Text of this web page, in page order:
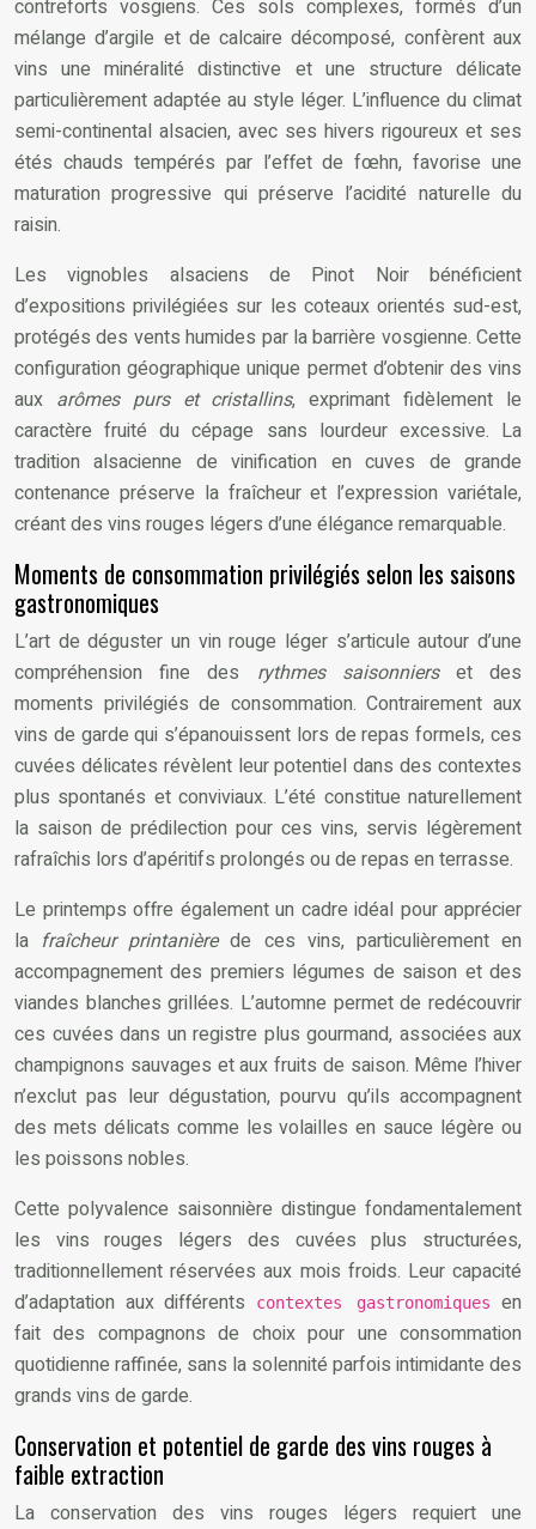
contreforts vosgiens. Ces sols complexes, formés d’un
mélange d’argile et de calcaire décomposé, confèrent aux
vins une minéralité distinctive et une structure délicate
particulièrement adaptée au style léger. L’influence du climat
semi-continental alsacien, avec ses hivers rigoureux et ses
étés chauds tempérés par l’effet de fœhn, favorise une
maturation progressive qui préserve l’acidité naturelle du
raisin.
Les vignobles alsaciens de Pinot Noir bénéficient
d’expositions privilégiées sur les coteaux orientés sud-est,
protégés des vents humides par la barrière vosgienne. Cette
configuration géographique unique permet d’obtenir des vins
aux arômes purs et cristallins, exprimant fidèlement le
caractère fruité du cépage sans lourdeur excessive. La
tradition alsacienne de vinification en cuves de grande
contenance préserve la fraîcheur et l’expression variétale,
créant des vins rouges légers d’une élégance remarquable.
Moments de consommation privilégiés selon les saisons
gastronomiques
L’art de déguster un vin rouge léger s’articule autour d’une
compréhension fine des rythmes saisonnierset des
moments privilégiés de consommation. Contrairement aux
vins de garde qui s’épanouissent lors de repas formels, ces
cuvées délicates révèlent leur potentiel dans des contextes
plus spontanés et conviviaux. L’été constitue naturellement
la saison de prédilection pour ces vins, servis légèrement
rafraîchis lors d’apéritifs prolongés ou de repas en terrasse.
Le printemps offre également un cadre idéal pour apprécier
la fraîcheur printanièrede ces vins, particulièrement en
accompagnement des premiers légumes de saison et des
viandes blanches grillées. L’automne permet de redécouvrir
ces cuvées dans un registre plus gourmand, associées aux
champignons sauvages et aux fruits de saison. Même l’hiver
n’exclut pas leur dégustation, pourvu qu’ils accompagnent
des mets délicats comme les volailles en sauce légère ou
les poissons nobles.
Cette polyvalence saisonnière distingue fondamentalement
les vins rouges légers des cuvées plus structurées,
traditionnellement réservées aux mois froids. Leur capacité
d’adaptation aux différents
contextes gastronomiques
en
fait des compagnons de choix pour une consommation
quotidienne raffinée, sans la solennité parfois intimidante des
grands vins de garde.
Conservation et potentiel de garde des vins rouges à
faible extraction
La conservation des vins rouges légers requiert une